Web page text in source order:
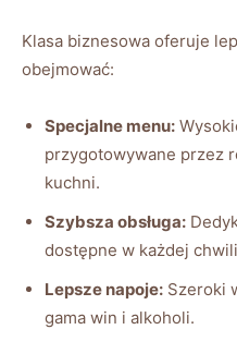
Klasa biznesowa oferuje
​obejmować:
Specjalne ​menu:
przygotowywane przez
kuchni.
Szybsza obsługa:
‍dostępne w każdej
Lepsze napoje: Szeroki‌
gama win i alkoholi.